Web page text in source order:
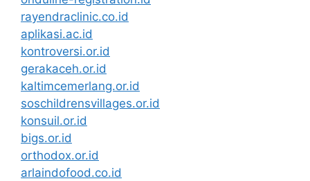
rayendraclinic.co.id
aplikasi.ac.id
kontroversi.or.id
gerakaceh.or.id
kaltimcemerlang.or.id
soschildrensvillages.or.id
konsuil.or.id
bigs.or.id
orthodox.or.id
arlaindofood.co.id